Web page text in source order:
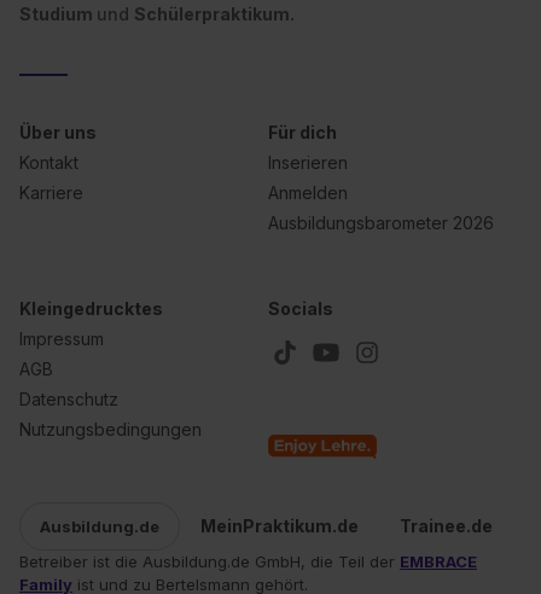
Studium und Schülerpraktikum.
Über uns
Kontakt
Karriere
Für dich
Inserieren
Anmelden
Ausbildungsbarometer 2026
Kleingedrucktes
Impressum
AGB
Datenschutz
Nutzungsbedingungen
Socials
Ausbildung.de MeinPraktikum.de Trainee.de
Betreiber ist die Ausbildung.de GmbH, die Teil der EMBRACE
Family ist und zu Bertelsmann gehört.